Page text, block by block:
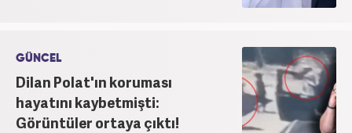
GÜNCEL
Dilan Polat'ın koruması
hayatını kaybetmişti:
Görüntüler ortaya çıktı!